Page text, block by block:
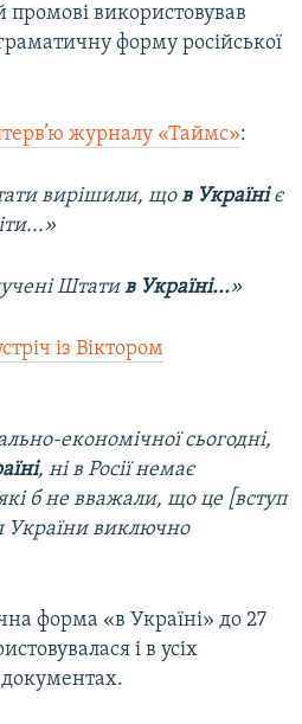
промові використовував
форму російської
журналу «Таймс»:
вирішили, щов Україніє
Штатив Україні...»
із Віктором
економічної сьогодні,
, ні в Росії немає
б не вважали, що це [вступ
України виключно
форма «в Україні» до 27
і в усіх